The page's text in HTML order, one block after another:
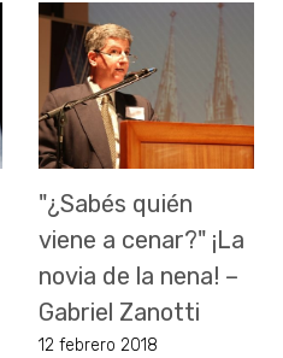
"¿Sabés quién
viene a cenar?" ¡La
novia de la nena! –
Gabriel Zanotti
12 febrero 2018